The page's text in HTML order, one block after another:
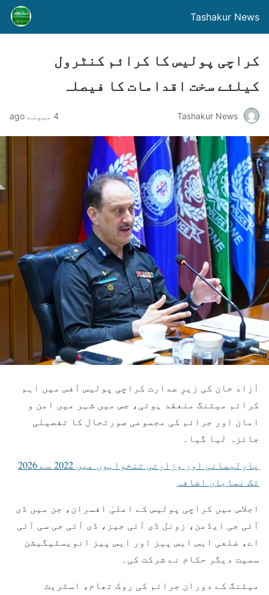
Tashakur News
کراچی پولیس کا کرائم کنٹرول
کیلئے سخت اقدامات کا فیصلہ
Tashakur News 4 مہینے ago
آزاد خان کی زیرِ صدارت کراچی پولیس آفس میں اہم
کرائم میٹنگ منعقد ہوئی، جس میں شہر میں امن و
امان اور جرائم کی مجموعی صورتحال کا تفصیلی
جائزہ لیا گیا۔
پارلیمانی اور وزارتی تنخواہوں میں 2022 سے 2026
تک نمایاں اضافہ
اجلاس میں کراچی پولیس کے اعلیٰ افسران، جن میں ڈی
آئی جی ایڈمن، زونل ڈی آئی جیز، ڈی آئی جی سی آئی
اے، ضلعی ایس ایس پیز اور ایس پیز انویسٹیگیشن
سمیت دیگر حکام نے شرکت کی۔
میٹنگ کے دوران جرائم کی روک تھام، اسٹریٹ